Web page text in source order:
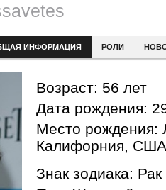
ИНФОРМАЦИЯ РОЛИ
Возраст: 56 лет
Дата рождения:
Место рождения:
Калифорния, США
Знак зодиака: Рак